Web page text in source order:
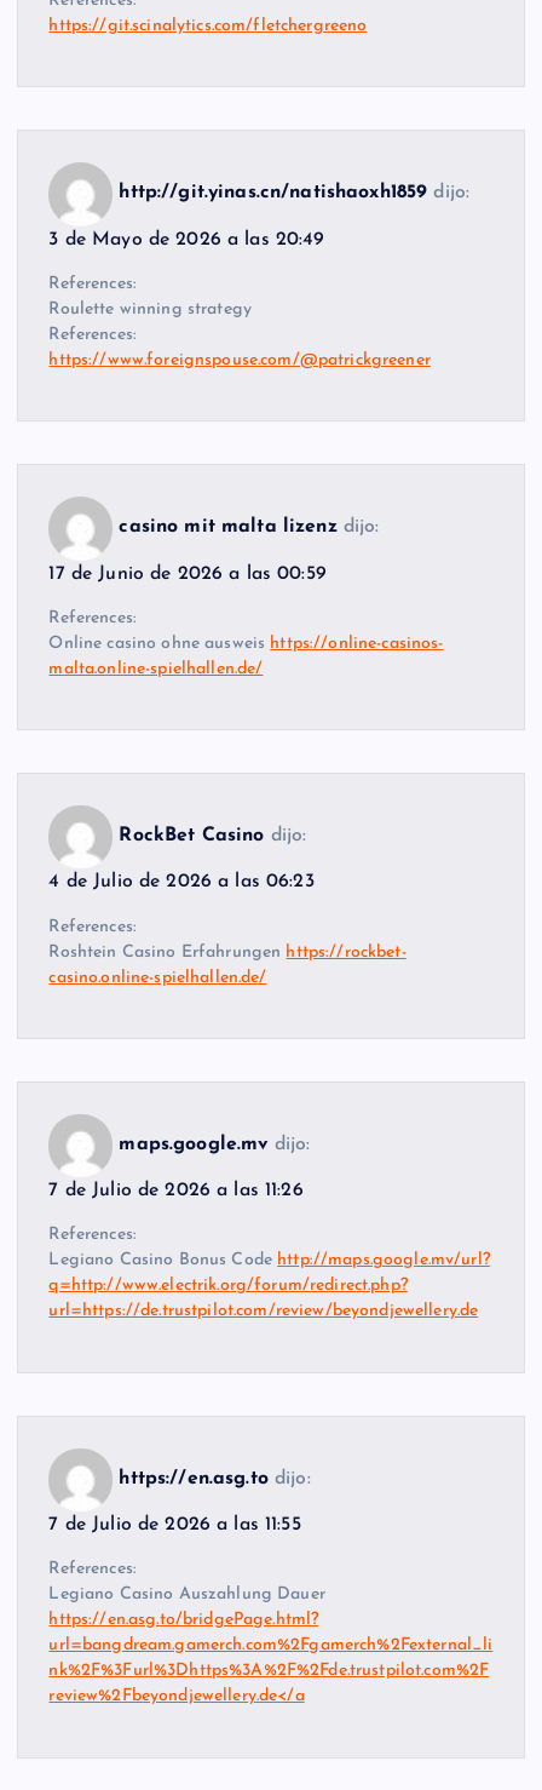
https://git.scinalytics.com/fletchergreeno
http://git.yinas.cn/natishaoxh1859 dijo:
3 de Mayo de 2026 a las 20:49
References:
Roulette winning strategy
References:
https://www.foreignspouse.com/@patrickgreener
casino mit malta lizenz dijo:
17 de Junio de 2026 a las 00:59
References:
Online casino ohne ausweis https://online-casinos-
malta.online-spielhallen.de/
RockBet Casino dijo:
4 de Julio de 2026 a las 06:23
References:
Roshtein Casino Erfahrungen https://rockbet-
casino.online-spielhallen.de/
maps.google.mv dijo:
7 de Julio de 2026 a las 11:26
References:
Legiano Casino Bonus Code http://maps.google.mv/url?
q=http://www.electrik.org/forum/redirect.php?
url=https://de.trustpilot.com/review/beyondjewellery.de
https://en.asg.to dijo:
7 de Julio de 2026 a las 11:55
References:
Legiano Casino Auszahlung Dauer
https://en.asg.to/bridgePage.html?
url=bangdream.gamerch.com%2Fgamerch%2Fexternal_li
nk%2F%3Furl%3Dhttps%3A%2F%2Fde.trustpilot.com%2F
review%2Fbeyondjewellery.de</a